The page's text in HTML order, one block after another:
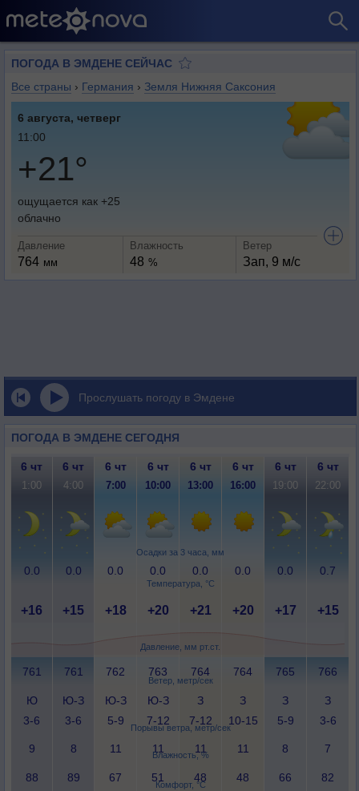
ПОГОДА В ЭМДЕНЕ СЕЙЧАС
Все страны › Германия › Земля Нижняя Саксония
6 августа, четверг
11:00
+21°
ощущается как +25
облачно
Давление
764 мм
Влажность
48 %
Ветер
Зап, 9 м/с
Прослушать погоду в Эмдене
ПОГОДА В ЭМДЕНЕ СЕГОДНЯ
Осадки за 3 часа, мм
Температура, °C
Давление, мм рт.ст.
Ветер, метр/сек
Порывы ветра, метр/сек
Влажность, %
Комфорт, °C
6 чт 6 чт 6 чт 6 чт 6 чт 6 чт 6 чт 6 чт
1:00 4:00 7:00 10:00 13:00 16:00 19:00 22:00
0.0 0.0 0.0 0.0 0.0 0.0 0.0 0.7
+16 +15 +18 +20 +21 +20 +17 +15
761 761 762 763 764 764 765 766
Ю
3-6
Ю-З
3-6
Ю-З
5-9
Ю-З
7-12
З
7-12
З
10-15
З
5-9
З
3-6
9 8 11 11 11 11 8 7
88 89 67 51 48 48 66 82